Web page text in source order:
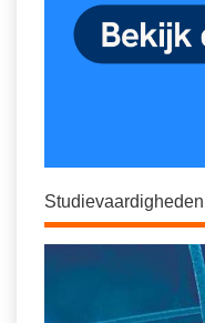
Studievaardigheden